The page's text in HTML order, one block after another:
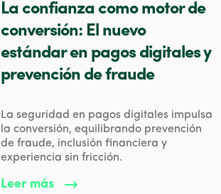
La confianza como motor de
conversión: El nuevo
estándar en pagos digitales y
prevención de fraude
La seguridad en pagos digitales impulsa
la conversión, equilibrando prevención
de fraude, inclusión financiera y
experiencia sin fricción.
Leer más